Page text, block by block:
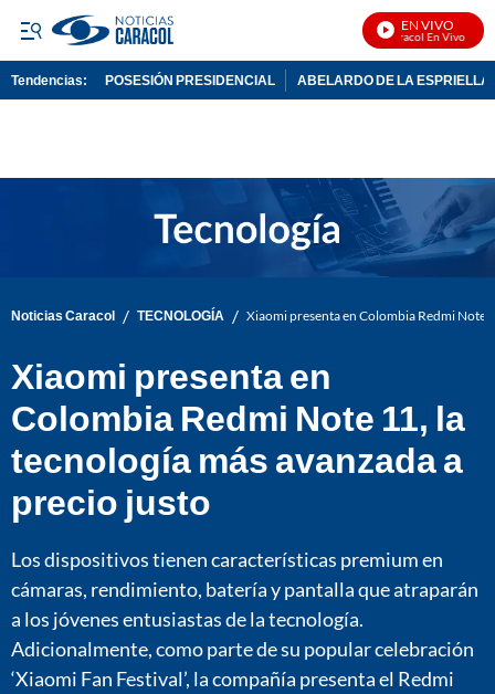
EN VIVO
Noticias Caracol En Vivo
Tendencias: POSESIÓN PRESIDENCIAL ABELARDO DE LA ESPRIELLA
Noticias Caracol / TECNOLOGÍA / Xiaomi presenta en Colombia Redmi Note
Xiaomi presenta en
Colombia Redmi Note 11, la
tecnología más avanzada a
precio justo
Los dispositivos tienen características premium en
cámaras, rendimiento, batería y pantalla que atraparán
a los jóvenes entusiastas de la tecnología.
Adicionalmente, como parte de su popular celebración
‘Xiaomi Fan Festival’, la compañía presenta el Redmi